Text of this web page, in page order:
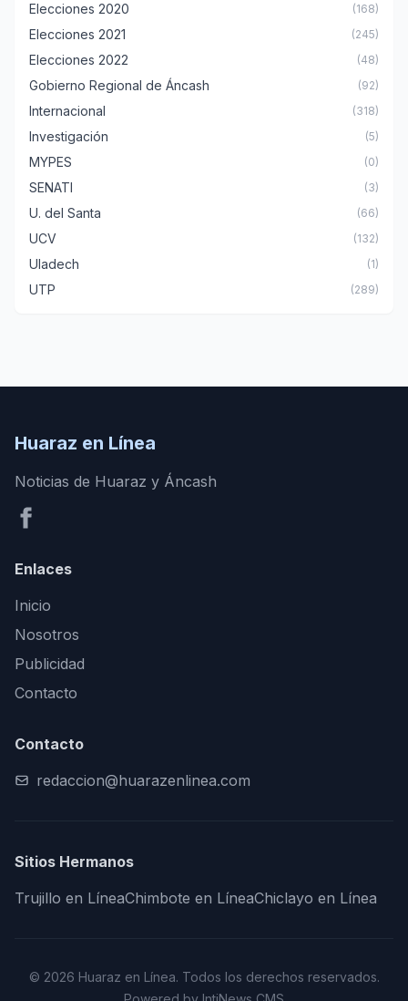
Elecciones 2020 (168)
Elecciones 2021 (245)
Elecciones 2022 (48)
Gobierno Regional de Áncash (92)
Internacional (318)
Investigación (5)
MYPES (0)
SENATI (3)
U. del Santa (66)
UCV (132)
Uladech (1)
UTP (289)
Huaraz en Línea
Noticias de Huaraz y Áncash
Enlaces
Inicio
Nosotros
Publicidad
Contacto
Contacto
redaccion@huarazenlinea.com
Sitios Hermanos
Trujillo en LíneaChimbote en LíneaChiclayo en Línea
© 2026 Huaraz en Línea. Todos los derechos reservados.